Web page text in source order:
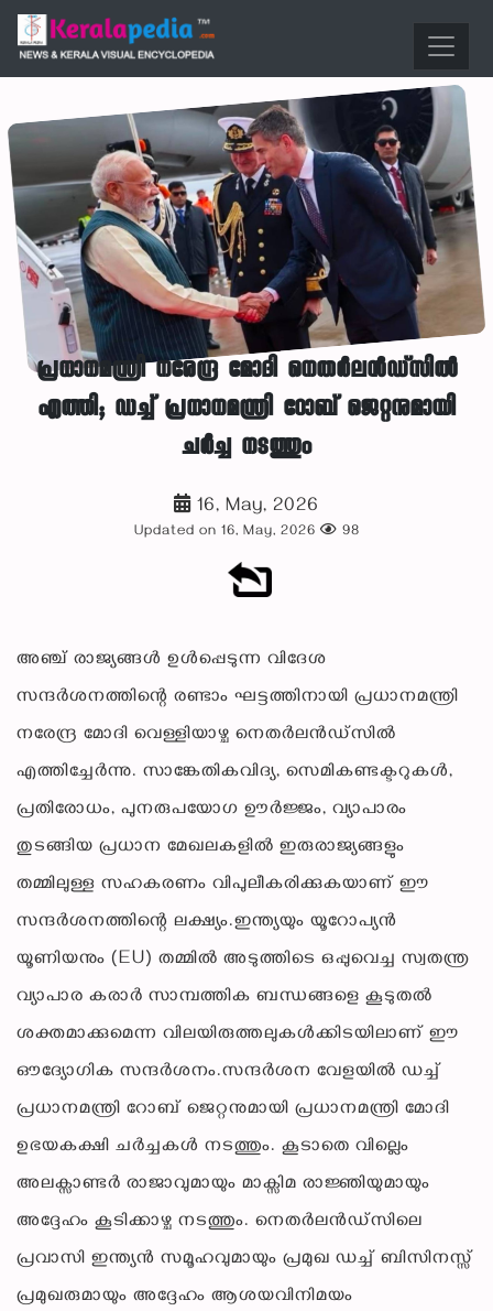
പ്രധാനമന്ത്രി നരേന്ദ്ര മോദി നെതർലൻഡ്‌സിൽ
എത്തി; ഡച്ച് പ്രധാനമന്ത്രി റോബ് ജെറ്റനുമായി
ചർച്ച നടത്തും
16, May, 2026
Updated on 16, May, 2026 98
അഞ്ച് രാജ്യങ്ങൾ ഉൾപ്പെടുന്ന വിദേശ
സന്ദർശനത്തിന്റെ രണ്ടാം ഘട്ടത്തിനായി പ്രധാനമന്ത്രി
നരേന്ദ്ര മോദി വെള്ളിയാഴ്ച നെതർലൻഡ്‌സിൽ
എത്തിച്ചേർന്നു. സാങ്കേതികവിദ്യ, സെമികണ്ടക്ടറുകൾ,
പ്രതിരോധം, പുനരുപയോഗ ഊർജ്ജം, വ്യാപാരം
തുടങ്ങിയ പ്രധാന മേഖലകളിൽ ഇരുരാജ്യങ്ങളും
തമ്മിലുള്ള സഹകരണം വിപുലീകരിക്കുകയാണ് ഈ
സന്ദർശനത്തിന്റെ ലക്ഷ്യം.ഇന്ത്യയും യൂറോപ്യൻ
യൂണിയനും (EU) തമ്മിൽ അടുത്തിടെ ഒപ്പുവെച്ച സ്വതന്ത്ര
വ്യാപാര കരാർ സാമ്പത്തിക ബന്ധങ്ങളെ കൂടുതൽ
ശക്തമാക്കുമെന്ന വിലയിരുത്തലുകൾക്കിടയിലാണ് ഈ
ഔദ്യോഗിക സന്ദർശനം.സന്ദർശന വേളയിൽ ഡച്ച്
പ്രധാനമന്ത്രി റോബ് ജെറ്റനുമായി പ്രധാനമന്ത്രി മോദി
ഉഭയകക്ഷി ചർച്ചകൾ നടത്തും. കൂടാതെ വില്ലെം
അലക്സാണ്ടർ രാജാവുമായും മാക്സിമ രാജ്ഞിയുമായും
അദ്ദേഹം കൂടിക്കാഴ്ച നടത്തും. നെതർലൻഡ്‌സിലെ
പ്രവാസി ഇന്ത്യൻ സമൂഹവുമായും പ്രമുഖ ഡച്ച് ബിസിനസ്സ്
പ്രമുഖരുമായും അദ്ദേഹം ആശയവിനിമയം